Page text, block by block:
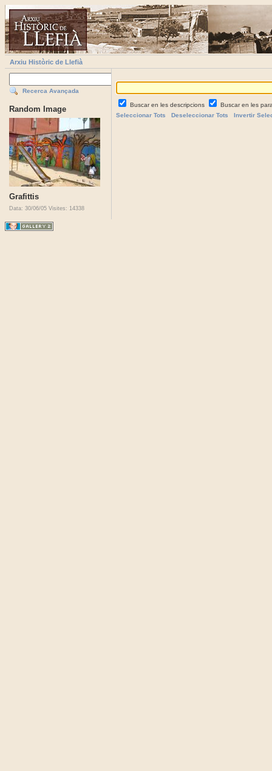
Arxiu Històric de Llefià
Recerca Avançada
Random Image
Grafittis
Data: 30/06/05 Visites: 14338
Buscar en les descripcions
Buscar en les
Seleccionar Tots
Deseleccionar Tots Invertir